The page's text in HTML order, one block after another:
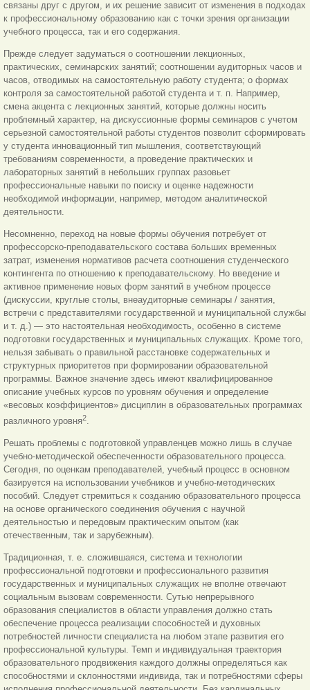
связаны друг с другом, и их решение зависит от изменения в подходах
к профессиональному образованию как с точки зрения организации
учебного процесса, так и его содержания.
Прежде следует задуматься о соотношении лекционных,
практических, семинарских занятий; соотношении аудиторных часов и
часов, отводимых на самостоятельную работу студента; о формах
контроля за самостоятельной работой студента и т. п. Например,
смена акцента с лекционных занятий, которые должны носить
проблемный характер, на дискуссионные формы семинаров с учетом
серьезной самостоятельной работы студентов позволит сформировать
у студента инновационный тип мышления, соответствующий
требованиям современности, а проведение практических и
лабораторных занятий в небольших группах разовьет
профессиональные навыки по поиску и оценке надежности
необходимой информации, например, методом аналитической
деятельности.
Несомненно, переход на новые формы обучения потребует от
профессорско-преподавательского состава больших временных
затрат, изменения нормативов расчета соотношения студенческого
контингента по отношению к преподавательскому. Но введение и
активное применение новых форм занятий в учебном процессе
(дискуссии, круглые столы, внеаудиторные семинары / занятия,
встречи с представителями государственной и муниципальной службы
и т. д.) — это настоятельная необходимость, особенно в системе
подготовки государственных и муниципальных служащих. Кроме того,
нельзя забывать о правильной расстановке содержательных и
структурных приоритетов при формировании образовательной
программы. Важное значение здесь имеют квалифицированное
описание учебных курсов по уровням обучения и определение
«весовых коэффициентов» дисциплин в образовательных программах
различного уровня2.
Решать проблемы с подготовкой управленцев можно лишь в случае
учебно-методической обеспеченности образовательного процесса.
Сегодня, по оценкам преподавателей, учебный процесс в основном
базируется на использовании учебников и учебно-методических
пособий. Следует стремиться к созданию образовательного процесса
на основе органического соединения обучения с научной
деятельностью и передовым практическим опытом (как
отечественным, так и зарубежным).
Традиционная, т. е. сложившаяся, система и технологии
профессиональной подготовки и профессионального развития
государственных и муниципальных служащих не вполне отвечают
социальным вызовам современности. Сутью непрерывного
образования специалистов в области управления должно стать
обеспечение процесса реализации способностей и духовных
потребностей личности специалиста на любом этапе развития его
профессиональной культуры. Темп и индивидуальная траектория
образовательного продвижения каждого должны определяться как
способностями и склонностями индивида, так и потребностями сферы